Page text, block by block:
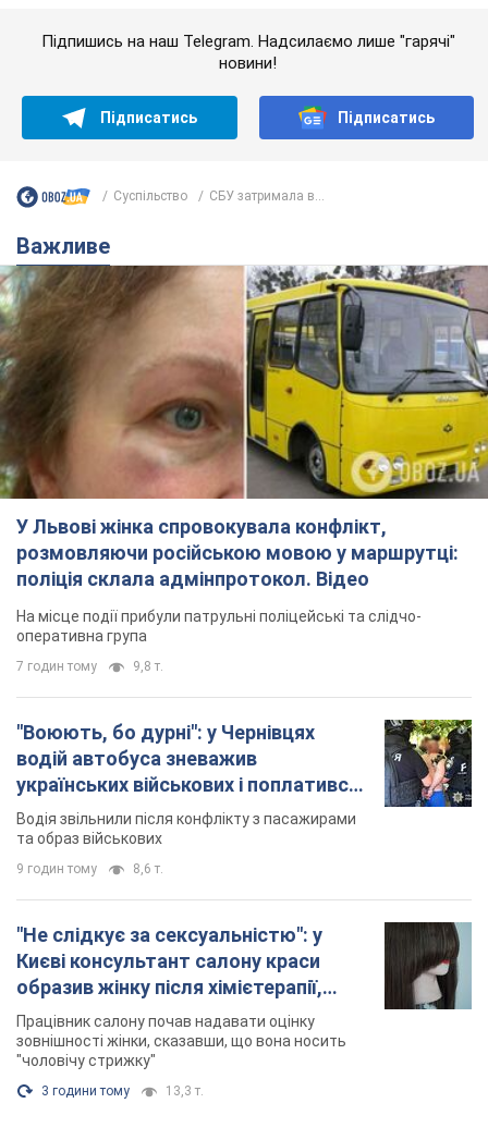
У Львові жінка спровокувала конфлікт,
розмовляючи російською мовою у маршрутці:
поліція склала адмінпротокол. Відео
На місце події прибули патрульні поліцейські та слідчо-
оперативна група
"Воюють, бо дурні": у Чернівцях
водій автобуса зневажив
українських військових і поплатився.
Відео
Водія звільнили після конфлікту з пасажирами
та образ військових
9 годин тому 8,6 т.
"Не слідкує за сексуальністю": у
Києві консультант салону краси
образив жінку після хімієтерапії,
розгорівся скандал. Фото
Працівник салону почав надавати оцінку
зовнішності жінки, сказавши, що вона носить
"чоловічу стрижку"